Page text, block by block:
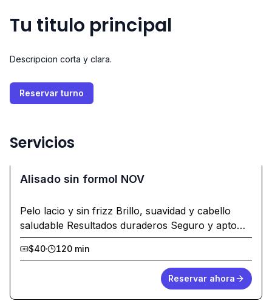
Tu titulo principal
Descripcion corta y clara.
Reservar turno
Servicios
Alisado sin formol NOV
Pelo lacio y sin frizz Brillo, suavidad y cabello
saludable Resultados duraderos Seguro y apto
para todo tipo de cabellos.
$40· 120 min
Reservar ahora